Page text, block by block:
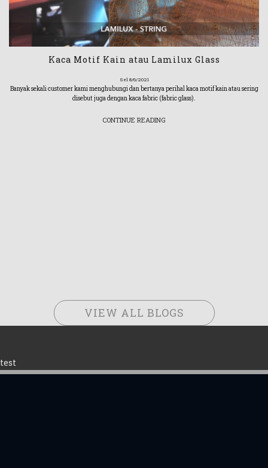
Kaca Motif Kain atau Lamilux Glass
Sel 8/6/2021
Banyak sekali customer kami menghubungi dan bertanya perihal kaca motif kain atau sering
disebut juga dengan kaca fabric (fabric glass).
CONTINUE READING
VIEW ALL BLOGS
test